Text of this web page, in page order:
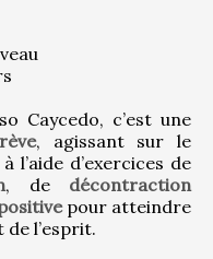
, agissant sur le
, de décontraction
pour atteindre
l’esprit.